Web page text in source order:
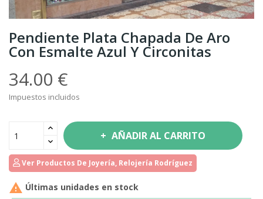
Pendiente Plata Chapada De Aro
Con Esmalte Azul Y Circonitas
34.00 €
Impuestos incluidos
AÑADIR AL CARRITO
Ver Productos De Joyería, Relojería Rodríguez
 Últimas unidades en stock